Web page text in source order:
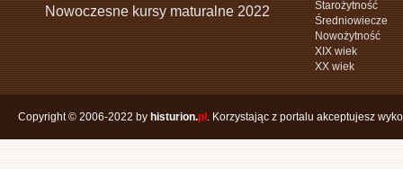
Nowoczesne kursy maturalne 2022
Starożytność
Średniowiecze
Nowożytność
XIX wiek
XX wiek
Copyright © 2006-2022 by histurion.pl . Korzystając z portalu akceptujesz